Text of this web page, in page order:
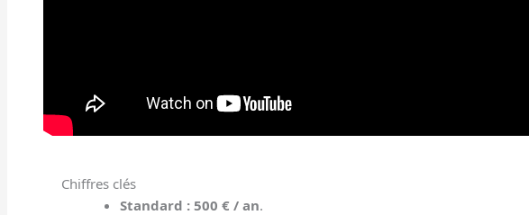
Chiffres clés
Standard : 500 € / an.